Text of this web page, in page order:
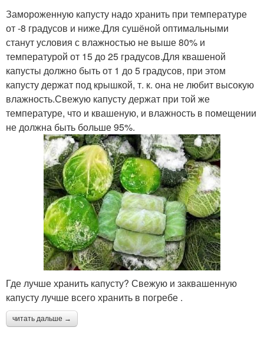
Замороженную капусту надо хранить при температуре
от -8 градусов и ниже.Для сушёной оптимальными
станут условия с влажностью не выше 80% и
температурой от 15 до 25 градусов.Для квашеной
капусты должно быть от 1 до 5 градусов, при этом
капусту держат под крышкой, т. к. она не любит высокую
влажность.Свежую капусту держат при той же
температуре, что и квашеную, и влажность в помещении
не должна быть больше 95%.
Где лучше хранить капусту? Свежую и заквашенную
капусту лучше всего хранить в погребе .
читать дальше →